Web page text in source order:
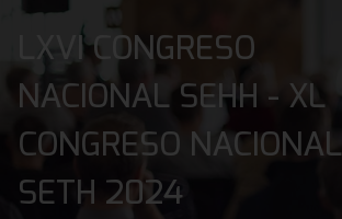
LXVI CONGRESO
NACIONAL SEHH - XL
CONGRESO NACIONAL
SETH 2024